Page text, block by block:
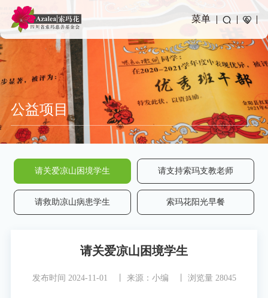
菜单
公益项目
请关爱凉山困境学生 请支持索玛支教老师
请救助凉山病患学生 索玛花阳光早餐
请关爱凉山困境学生
发布时间 2024-11-01 丨 来源：小编 丨 浏览量 28045